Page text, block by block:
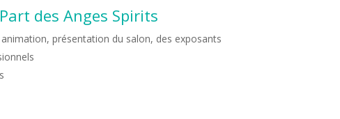
des Anges Spirits
présentation du salon, des exposants